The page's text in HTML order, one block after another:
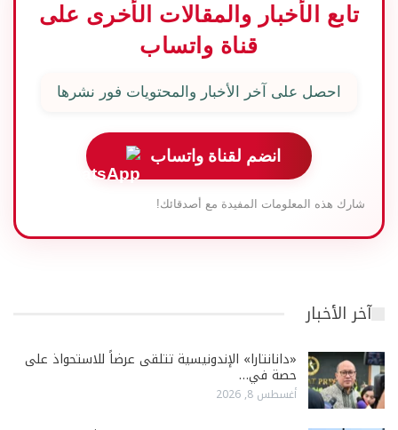
تابع الأخبار والمقالات الأخرى على
قناة واتساب
احصل على آخر الأخبار والمحتويات فور نشرها
انضم لقناة واتساب
شارك هذه المعلومات المفيدة مع أصدقائك!
آخر الأخبار
«دانانتارا» الإندونيسية تتلقى عرضاً للاستحواذ على
حصة في…
أغسطس 8, 2026